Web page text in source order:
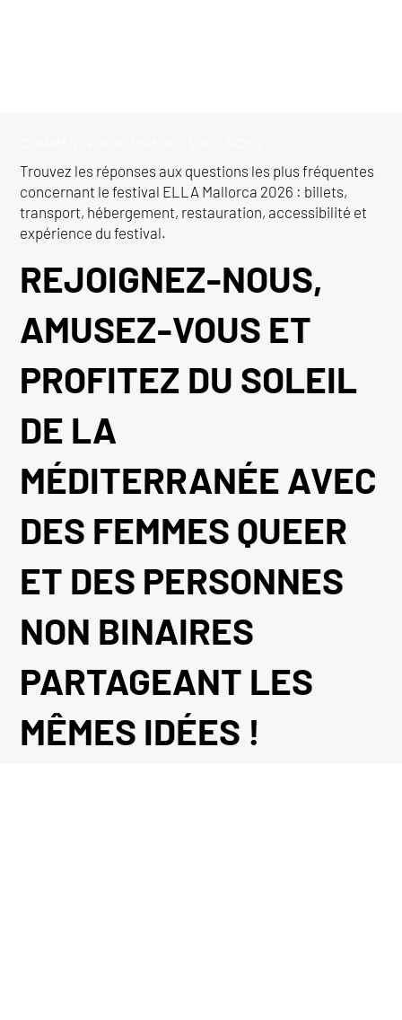
Trouvez les réponses aux questions les plus fréquentes
concernant le festival ELLA Mallorca 2026 : billets,
transport, hébergement, restauration, accessibilité et
expérience du festival.
REJOIGNEZ-NOUS,
AMUSEZ-VOUS ET
PROFITEZ DU SOLEIL
DE LA
MÉDITERRANÉE AVEC
DES FEMMES QUEER
ET DES PERSONNES
NON BINAIRES
PARTAGEANT LES
MÊMES IDÉES !